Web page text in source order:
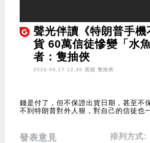
聲光伴讀《特朗普手機
貨 60萬信徒慘變「水
者：隻抽俠
2026.05.17 12:30 視頻 隻抽俠
錢是付了，但不保證出貨日期，甚至不
不到特朗普對外人狠，對自己的信徒也
發表意見 排列方式: